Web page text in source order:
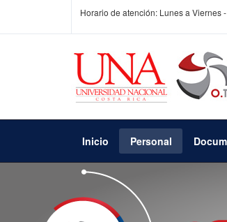
Horario de atención: Lunes a Viernes
Inicio Personal